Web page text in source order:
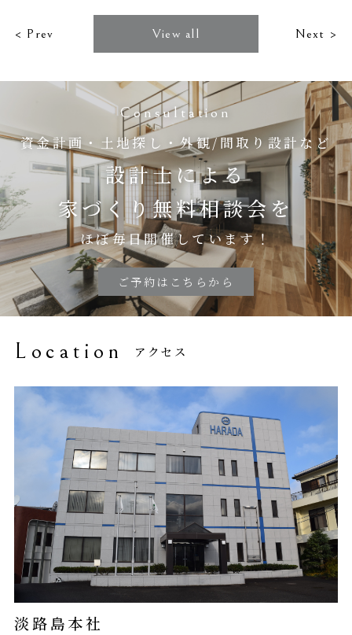
< Prev View all Next >
Consultation
資金計画・土地探し・外観/間取り設計など
設計士による
家づくり無料相談会を
ほぼ毎日開催しています！
ご予約はこちらから
Location アクセス
淡路島本社